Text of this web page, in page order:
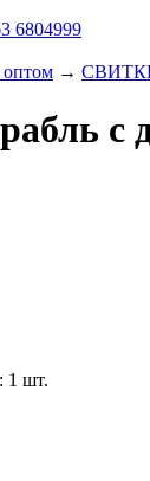
6804999
→
с
1 шт.